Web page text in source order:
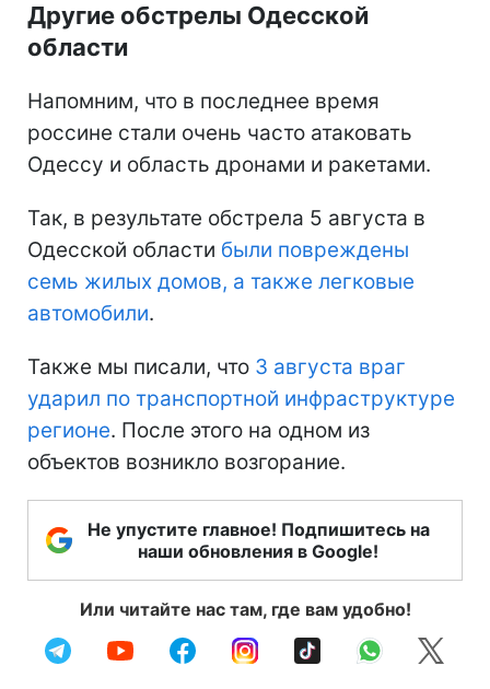
Другие обстрелы Одесской
области
Напомним, что в последнее время
россине стали очень часто атаковать
Одессу и область дронами и ракетами.
Так, в результате обстрела 5 августа в
Одесской области были повреждены
семь жилых домов, а также легковые
автомобили.
Также мы писали, что 3 августа враг
ударил по транспортной инфраструктуре
регионе. После этого на одном из
объектов возникло возгорание.
Не упустите главное! Подпишитесь на
наши обновления в Google!
Или читайте нас там, где вам удобно!